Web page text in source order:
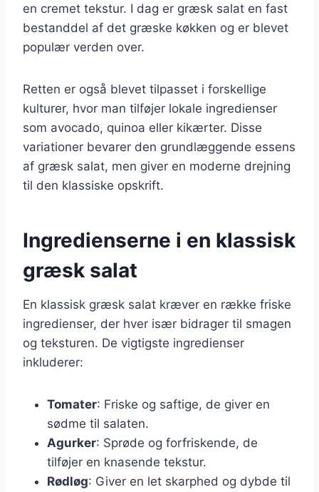
en cremet tekstur. I dag er græsk salat en fast
bestanddel af det græske køkken og er blevet
populær verden over.
Retten er også blevet tilpasset i forskellige
kulturer, hvor man tilføjer lokale ingredienser
som avocado, quinoa eller kikærter. Disse
variationer bevarer den grundlæggende essens
af græsk salat, men giver en moderne drejning
til den klassiske opskrift.
Ingredienserne i en klassisk
græsk salat
En klassisk græsk salat kræver en række friske
ingredienser, der hver især bidrager til smagen
og teksturen. De vigtigste ingredienser
inkluderer:
Tomater: Friske og saftige, de giver en
sødme til salaten.
Agurker: Sprøde og forfriskende, de
tilføjer en knasende tekstur.
Rødløg: Giver en let skarphed og dybde til